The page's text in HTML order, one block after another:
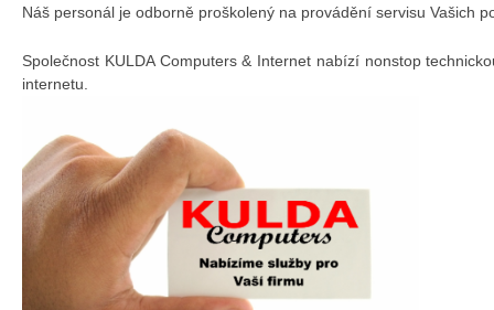
Náš personál je odborně proškolený na provádění servisu Vašich
Společnost KULDA Computers & Internet nabízí nonstop
internetu.